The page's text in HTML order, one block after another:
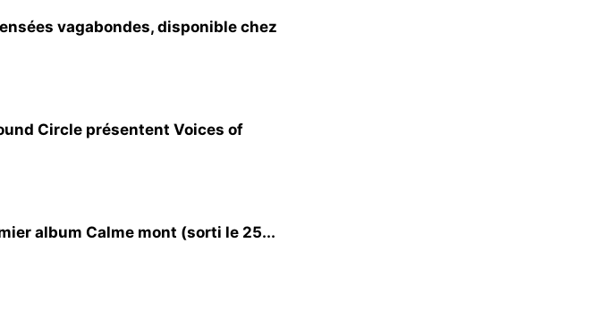
vagabondes, disponible chez
Circle présentent Voices of
album Calme mont (sorti le 25...